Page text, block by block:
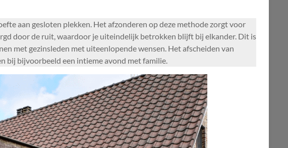
aan gesloten plekken. Het afzonderen op deze methode zorgt voor
door de ruit, waardoor je uiteindelijk betrokken blijft bij elkander. Dit is
met gezinsleden met uiteenlopende wensen. Het afscheiden van
bij bijvoorbeeld een intieme avond met familie.